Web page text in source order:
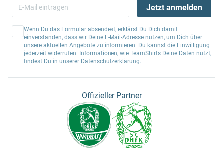
Jetzt anmelden
Wenn Du das Formular absendest, erklärst Du Dich damit
einverstanden, dass wir Deine E-Mail-Adresse nutzen, um Dich über
unsere aktuellen Angebote zu informieren. Du kannst die Einwilligung
jederzeit widerrufen. Informationen, wie TeamShirts Deine Daten nutzt,
findest Du in unserer Datenschutzerklärung.
Offizieller Partner